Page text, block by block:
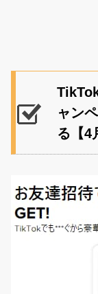
ャン
る【4